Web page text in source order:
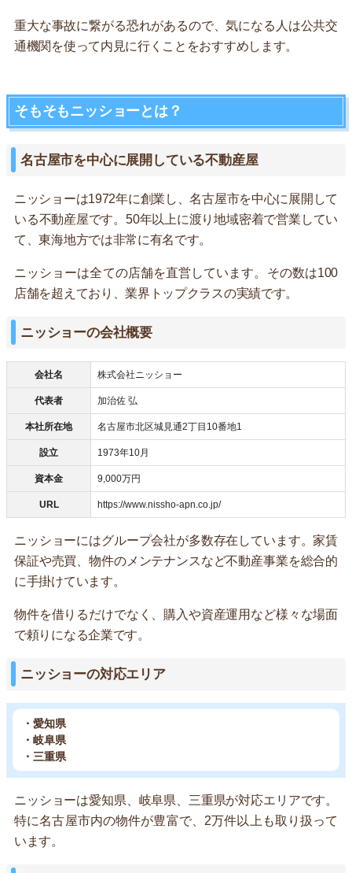
重大な事故に繋がる恐れがあるので、気になる人は公共交
通機関を使って内見に行くことをおすすめします。
そもそもニッショーとは？
名古屋市を中心に展開している不動産屋
ニッショーは1972年に創業し、名古屋市を中心に展開して
いる不動産屋です。50年以上に渡り地域密着で営業してい
て、東海地方では非常に有名です。
ニッショーは全ての店舗を直営しています。その数は100
店舗を超えており、業界トップクラスの実績です。
ニッショーの会社概要
会社名 株式会社ニッショー
代表者 加治佐 弘
本社所在地 名古屋市北区城見通2丁目10番地1
設立 1973年10月
資本金 9,000万円
URL https://www.nissho-apn.co.jp/
ニッショーにはグループ会社が多数存在しています。家賃
保証や売買、物件のメンテナンスなど不動産事業を総合的
に手掛けています。
物件を借りるだけでなく、購入や資産運用など様々な場面
で頼りになる企業です。
ニッショーの対応エリア
・愛知県
・岐阜県
・三重県
ニッショーは愛知県、岐阜県、三重県が対応エリアです。
特に名古屋市内の物件が豊富で、2万件以上も取り扱って
います。